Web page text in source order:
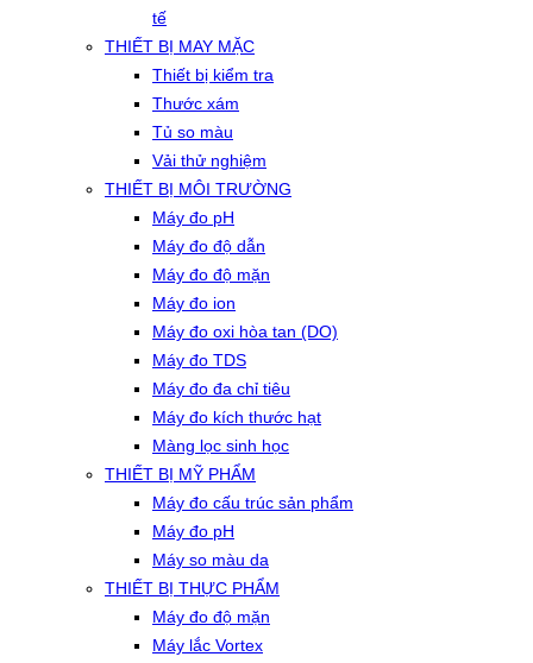
tế
THIẾT BỊ MAY MẶC
Thiết bị kiểm tra
Thước xám
Tủ so màu
Vải thử nghiệm
THIẾT BỊ MÔI TRƯỜNG
Máy đo pH
Máy đo độ dẫn
Máy đo độ mặn
Máy đo ion
Máy đo oxi hòa tan (DO)
Máy đo TDS
Máy đo đa chỉ tiêu
Máy đo kích thước hạt
Màng lọc sinh học
THIẾT BỊ MỸ PHẨM
Máy đo cấu trúc sản phẩm
Máy đo pH
Máy so màu da
THIẾT BỊ THỰC PHẨM
Máy đo độ mặn
Máy lắc Vortex